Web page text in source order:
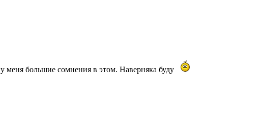
меня большие сомнения в этом. Наверняка буду